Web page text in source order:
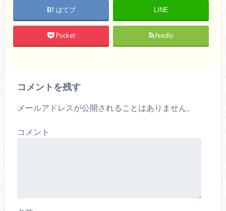
はてブ LINE
Pocket feedly
コメントを残す
メールアドレスが公開されることはありません。
コメント